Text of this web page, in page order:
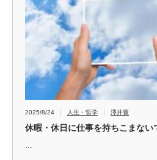
2025/8/24 人生・哲学 澤井豊
休暇・休日に仕事を持ちこまない
…